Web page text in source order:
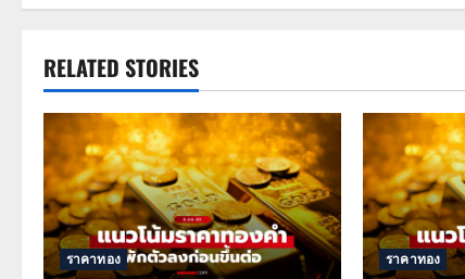
s
t
n
a
v
i
RELATED STORIES
ราคาทอง ราคาทอง